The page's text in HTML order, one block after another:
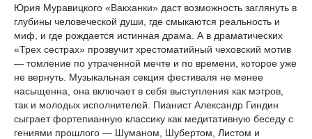
Юрия Муравицкого «Вакханки» даст возможность заглянуть в
глубины человеческой души, где смыкаются реальность и
миф, и где рождается истинная драма. А в драматических
«Трех сестрах» прозвучит хрестоматийный чеховский мотив
— томление по утраченной мечте и по времени, которое уже
не вернуть. Музыкальная секция фестиваля не менее
насыщенна, она включает в себя выступления как мэтров,
так и молодых исполнителей. Пианист Александр Гиндин
сыграет фортепианную классику как медитативную беседу с
гениями прошлого — Шуманом, Шубертом, Листом и